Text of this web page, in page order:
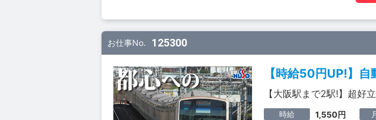
お仕事No. 125300
【時給50円UP!】
【大阪駅まで2駅!】超好
時給 1,550円